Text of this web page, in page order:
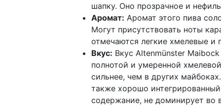
шапку. Оно прозрачное и
Аромат: Аромат этого пива
Могут присутствовать ноты
отмечаются легкие хмелевые и
Вкус: Вкус Altenmünster
полнотой и умеренной
сильнее, чем в других
также хорошо
содержание, не доминирует во